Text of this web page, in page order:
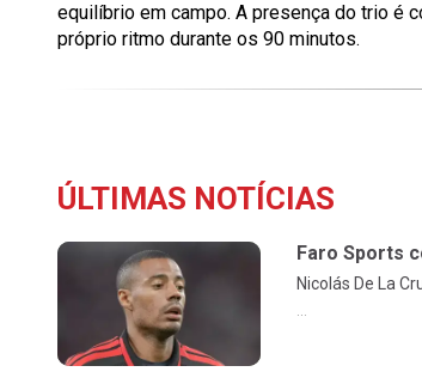
equilíbrio em campo. A presença do trio é
próprio ritmo durante os 90 minutos.
ÚLTIMAS NOTÍCIAS
Faro Sports
Nicolás De La
...